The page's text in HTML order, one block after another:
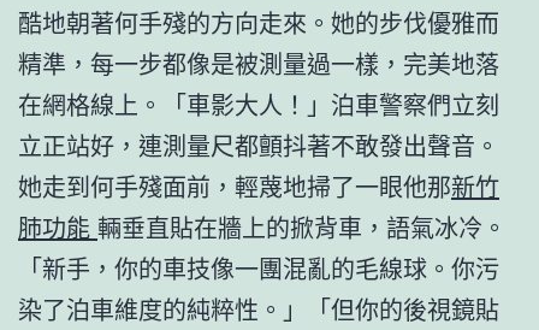
酷地朝著何手殘的方向走來。她的步伐優雅而
精準，每一步都像是被測量過一樣，完美地落
在網格線上。「車影大人！」泊車警察們立刻
立正站好，連測量尺都顫抖著不敢發出聲音。
她走到何手殘面前，輕蔑地掃了一眼他那新竹
肺功能 輛垂直貼在牆上的掀背車，語氣冰冷。
「新手，你的車技像一團混亂的毛線球。你污
染了泊車維度的純粹性。」「但你的後視鏡貼